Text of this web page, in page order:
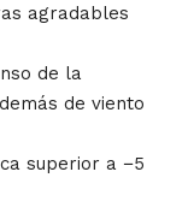
agradables
de la
de viento
superior a −5